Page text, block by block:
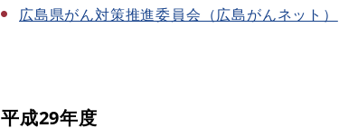
広島県がん対策推進委員会（広島がんネット）
平成29年度